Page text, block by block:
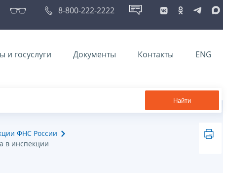
8-800-222-2222
и госуслуги Документы Контакты ENG
Найти
ФНС России
в инспекции